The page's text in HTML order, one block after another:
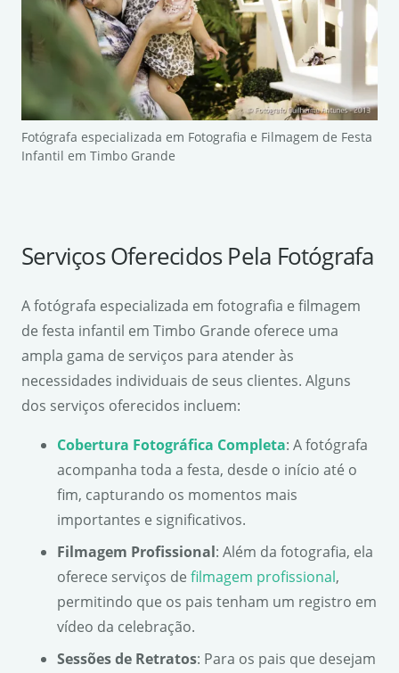
Fotógrafa especializada em Fotografia e Filmagem de Festa
Infantil em Timbo Grande
Serviços Oferecidos Pela Fotógrafa
A fotógrafa especializada em fotografia e filmagem
de festa infantil em Timbo Grande oferece uma
ampla gama de serviços para atender às
necessidades individuais de seus clientes. Alguns
dos serviços oferecidos incluem:
Cobertura Fotográfica Completa: A fotógrafa
acompanha toda a festa, desde o início até o
fim, capturando os momentos mais
importantes e significativos.
Filmagem Profissional: Além da fotografia, ela
oferece serviços de filmagem profissional,
permitindo que os pais tenham um registro em
vídeo da celebração.
Sessões de Retratos: Para os pais que desejam